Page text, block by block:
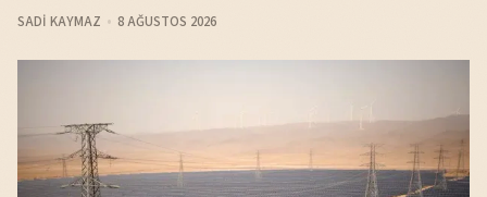
SADI KAYMAZ 8 AĞUSTOS 2026